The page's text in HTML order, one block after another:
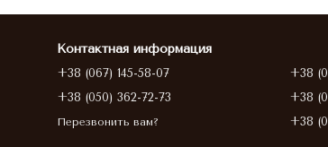
Контактная информация
+38 (067) 145-58-07
+38 (050) 362-72-73
Перезвонить вам?
+38
+38
+38